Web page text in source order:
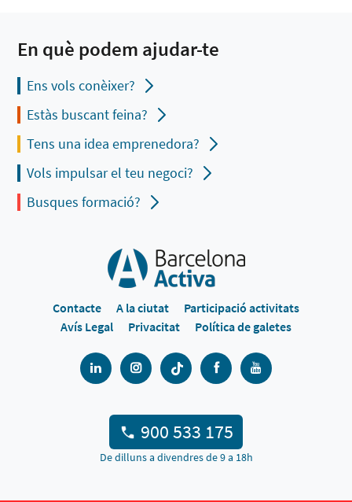
En què podem ajudar-te
Ens vols conèixer?
Estàs buscant feina?
Tens una idea emprenedora?
Vols impulsar el teu negoci?
Busques formació?
Contacte A la ciutat
Participació activitats
Avís Legal
Privacitat Política de galetes
900 533 175
De dilluns a divendres de 9 a 18h